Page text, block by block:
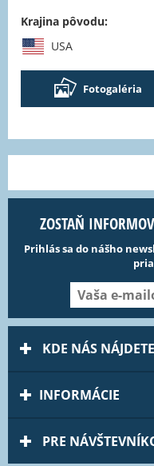
Krajina pôvodu:
USA
Fotogaléria
ZOSTAŇ
Prihlás sa do nášho
KDE NÁS NÁJDETE
INFORMÁCIE
PRE